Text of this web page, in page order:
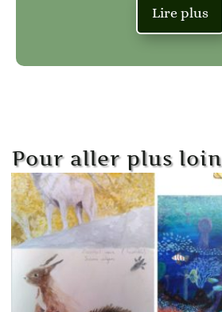
Lire plus
Pour aller plus loin